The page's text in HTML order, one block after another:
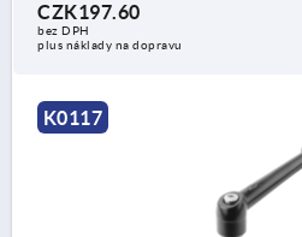
CZK197.60
bez DPH
plus náklady na dopravu
K0117